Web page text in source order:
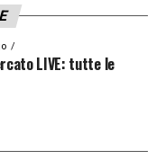
diversi e
del calcio
della
LIVE: tutte le